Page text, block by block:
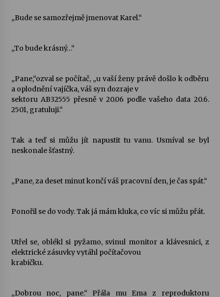
„Bude se samozřejmě jmenovat Karel.“
„To bude krásný…“
„Pane,“ozval se počítač, „u vaší ženy právě došlo k odběru
a oplodnění vajíčka, váš syn dozraje v
sektoru AB32555 přesně v 20.06 podle vašeho data 20.6.
2501, gratuluji.“
Tak a teď si můžu jít napustit tu vanu. Usmíval se byl
neskonale šťastný.
„Pane, za deset minut končí váš pracovní den, je čas spát.“
Ponořil se do vody. Tak já mám kluka, co víc si můžu přát.
Utřel se, oblékl si pyžamo, svinul monitor a klávesnici, z
elektrické zásuvky vytáhl počítačovou
krabičku.
„Dobrou noc, pane.“ Přála mu Ema z reproduktoru